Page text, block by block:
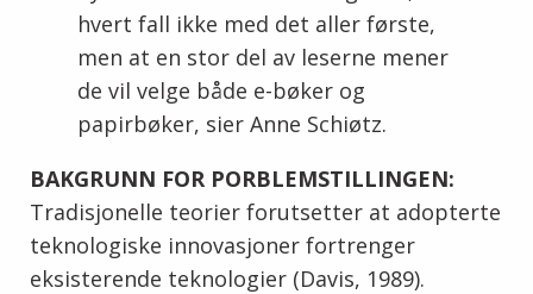
hvert fall ikke med det aller første,
men at en stor del av leserne mener
de vil velge både e-bøker og
papirbøker, sier Anne Schiøtz.
BAKGRUNN FOR PORBLEMSTILLINGEN:
Tradisjonelle teorier forutsetter at adopterte
teknologiske innovasjoner fortrenger
eksisterende teknologier (Davis, 1989).